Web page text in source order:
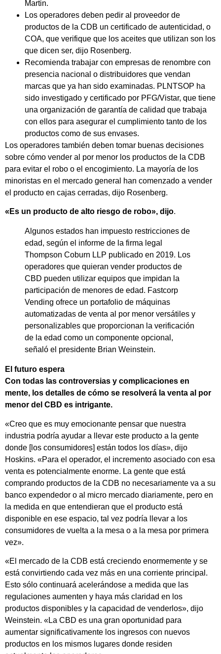
Martin.
Los operadores deben pedir al proveedor de
productos de la CDB un certificado de autenticidad, o
COA, que verifique que los aceites que utilizan son los
que dicen ser, dijo Rosenberg.
Recomienda trabajar con empresas de renombre con
presencia nacional o distribuidores que vendan
marcas que ya han sido examinadas. PLNTSOP ha
sido investigado y certificado por PFG/Vistar, que tiene
una organización de garantía de calidad que trabaja
con ellos para asegurar el cumplimiento tanto de los
productos como de sus envases.
Los operadores también deben tomar buenas decisiones
sobre cómo vender al por menor los productos de la CDB
para evitar el robo o el encogimiento. La mayoría de los
minoristas en el mercado general han comenzado a vender
el producto en cajas cerradas, dijo Rosenberg.
«Es un producto de alto riesgo de robo», dijo.
Algunos estados han impuesto restricciones de
edad, según el informe de la firma legal
Thompson Coburn LLP publicado en 2019. Los
operadores que quieran vender productos de
CBD pueden utilizar equipos que impidan la
participación de menores de edad. Fastcorp
Vending ofrece un portafolio de máquinas
automatizadas de venta al por menor versátiles y
personalizables que proporcionan la verificación
de la edad como un componente opcional,
señaló el presidente Brian Weinstein.
El futuro espera
Con todas las controversias y complicaciones en
mente, los detalles de cómo se resolverá la venta al por
menor del CBD es intrigante.
«Creo que es muy emocionante pensar que nuestra
industria podría ayudar a llevar este producto a la gente
donde [los consumidores] están todos los días», dijo
Hoskins. «Para el operador, el incremento asociado con esa
venta es potencialmente enorme. La gente que está
comprando productos de la CDB no necesariamente va a su
banco expendedor o al micro mercado diariamente, pero en
la medida en que entendieran que el producto está
disponible en ese espacio, tal vez podría llevar a los
consumidores de vuelta a la mesa o a la mesa por primera
vez».
«El mercado de la CDB está creciendo enormemente y se
está convirtiendo cada vez más en una corriente principal.
Esto sólo continuará acelerándose a medida que las
regulaciones aumenten y haya más claridad en los
productos disponibles y la capacidad de venderlos», dijo
Weinstein. «La CBD es una gran oportunidad para
aumentar significativamente los ingresos con nuevos
productos en los mismos lugares donde residen